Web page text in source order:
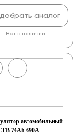
аналог
Нет в наличии
автомобильный
74Ah 690A